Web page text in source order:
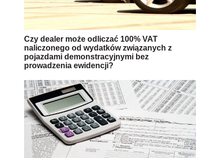
Czy dealer może odliczać 100% VAT
naliczonego od wydatków związanych z
pojazdami demonstracyjnymi bez
prowadzenia ewidencji?